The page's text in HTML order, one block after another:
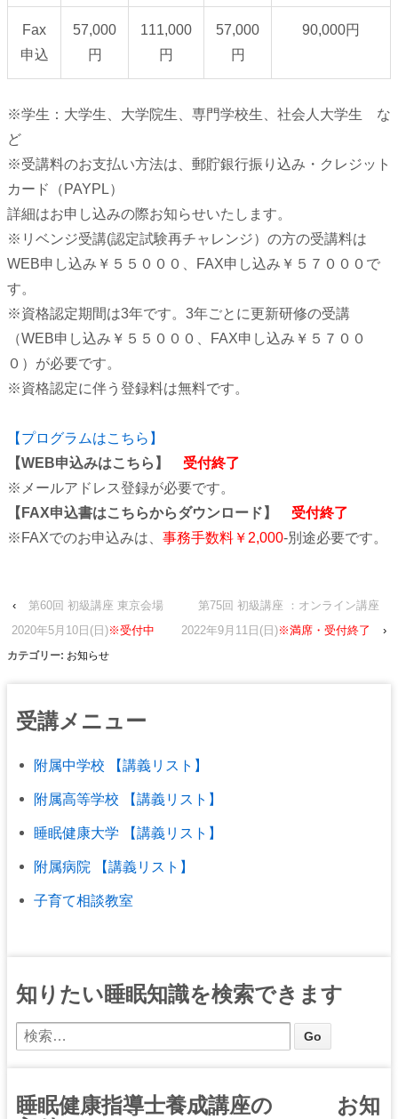
Fax
申込
57,000
円
111,000
円
57,000
円
90,000円
※学生：大学生、大学院生、専門学校生、社会人大学生 な
ど
※受講料のお支払い方法は、郵貯銀行振り込み・クレジット
カード（PAYPL）
詳細はお申し込みの際お知らせいたします。
※リベンジ受講(認定試験再チャレンジ）の方の受講料は
WEB申し込み￥５５０００、FAX申し込み￥５７０００で
す。
※資格認定期間は3年です。3年ごとに更新研修の受講
（WEB申し込み￥５５０００、FAX申し込み￥５７００
０）が必要です。
※資格認定に伴う登録料は無料です。
【プログラムはこちら】
【WEB申込みはこちら】 受付終了
※メールアドレス登録が必要です。
【FAX申込書はこちらからダウンロード】 受付終了
※FAXでのお申込みは、 事務手数料￥2,000-別途必要です。
‹
第60回 初級講座 東京会場
2020年5月10日(日)※受付中
第75回 初級講座 ：オンライン講座
2022年9月11日(日)※満席・受付終了 ›
カテゴリー: お知らせ
受講メニュー
附属中学校 【講義リスト】
附属高等学校 【講義リスト】
睡眠健康大学 【講義リスト】
附属病院 【講義リスト】
子育て相談教室
知りたい睡眠知識を検索できます
睡眠健康指導士養成講座の お知